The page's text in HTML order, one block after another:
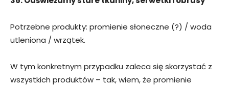
Potrzebne produkty: promienie słoneczne (?) / woda
utleniona / wrzątek.
W tym konkretnym przypadku zaleca się skorzystać z
wszystkich produktów – tak, wiem, że promienie